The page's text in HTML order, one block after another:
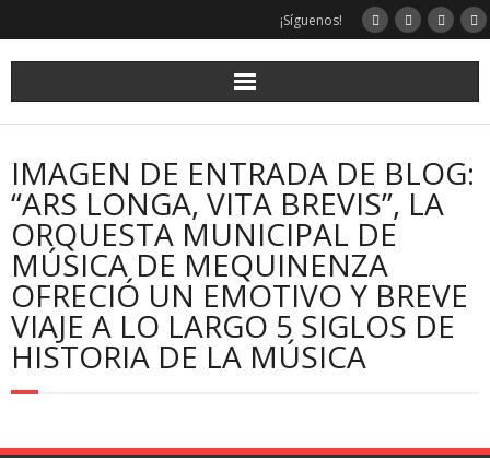
¡Síguenos!
IMAGEN DE ENTRADA DE BLOG:
“ARS LONGA, VITA BREVIS”, LA
ORQUESTA MUNICIPAL DE
MÚSICA DE MEQUINENZA
OFRECIÓ UN EMOTIVO Y BREVE
VIAJE A LO LARGO 5 SIGLOS DE
HISTORIA DE LA MÚSICA